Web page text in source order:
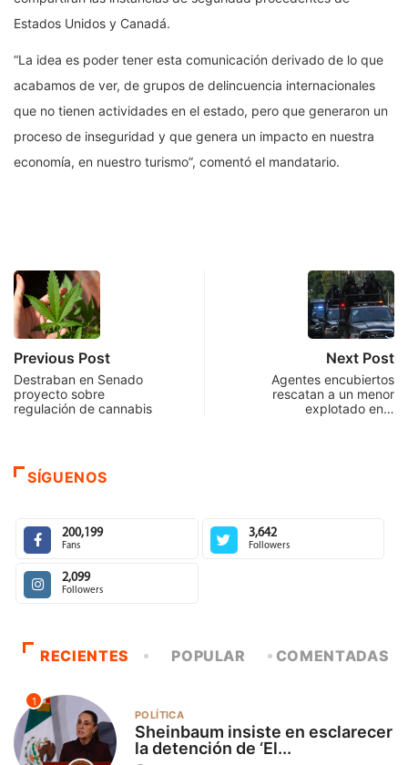
Estados Unidos y Canadá.
“La idea es poder tener esta comunicación derivado de lo que
acabamos de ver, de grupos de delincuencia internacionales
que no tienen actividades en el estado, pero que generaron un
proceso de inseguridad y que genera un impacto en nuestra
economía, en nuestro turismo”, comentó el mandatario.
Previous Post
Destraban en Senado
proyecto sobre
regulación de cannabis
Next Post
Agentes encubiertos
rescatan a un menor
explotado en…
SÍGUENOS
200,199
Fans
3,642
Followers
2,099
Followers
RECIENTES POPULAR COMENTADAS
1
POLÍTICA
Sheinbaum insiste en esclarecer
la detención de ‘El...